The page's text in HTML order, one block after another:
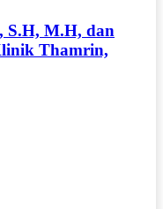
S.H, M.H, dan
Thamrin,